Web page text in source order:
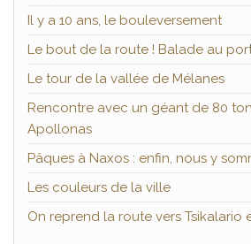
Il y a 10 ans, le bouleversement
Le bout de la route ! Balade au
Le tour de la vallée de Mélanes
Rencontre avec un géant de 80
Apollonas
Pâques à Naxos : enfin, nous y
Les couleurs de la ville
On reprend la route vers Tsikalario